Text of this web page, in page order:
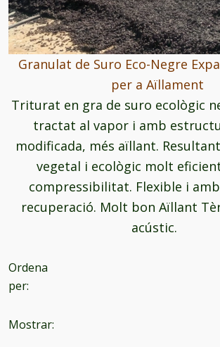
Granulat de Suro Eco-Negre
per a Aïllament
Triturat en gra de suro ecològic
tractat al vapor i amb
modificada, més aïllant.
vegetal i ecològic molt
compressibilitat. Flexible i
recuperació. Molt bon Aïllant
acústic.
Ordena
per:
Mostrar: